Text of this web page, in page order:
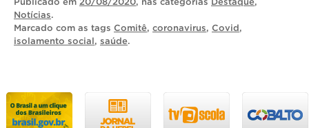
Notícias.
Marcado com as tags Comitê, coronavirus, Covid,
isolamento social, saúde.